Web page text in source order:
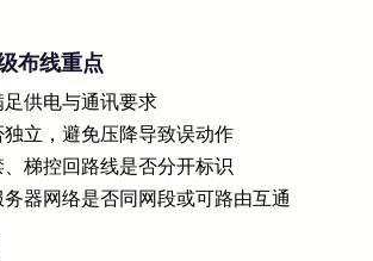
布线重点
足供电与通讯要求
立，避免压降导致误动作
梯控回路线是否分开标识
器网络是否同网段或可路由互通